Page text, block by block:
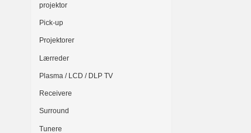
projektor
Pick-up
Projektorer
Lærreder
Plasma / LCD / DLP TV
Receivere
Surround
Tunere